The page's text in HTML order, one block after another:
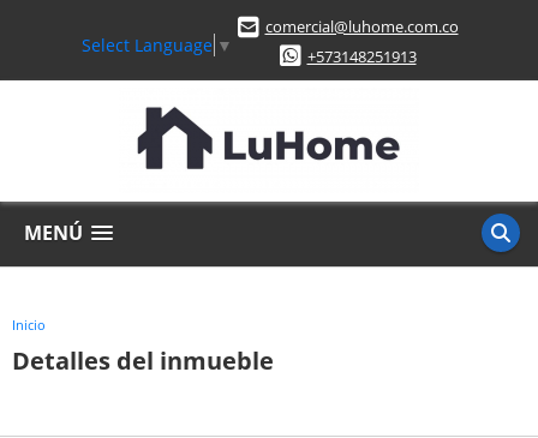
Select Language ▼
comercial@luhome.com.co
+573148251913
MENÚ
Inicio
Detalles del inmueble